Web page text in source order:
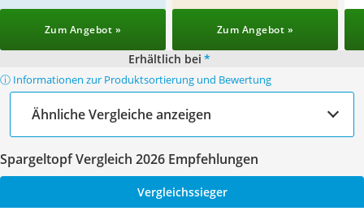
Zum Angebot » Zum Angebot »
Erhältlich bei *
ⓘ Informationen zur Produktsortierung und Bewertung
Ähnliche Vergleiche anzeigen
Spargeltopf Vergleich 2026 Empfehlungen
Vergleichssieger